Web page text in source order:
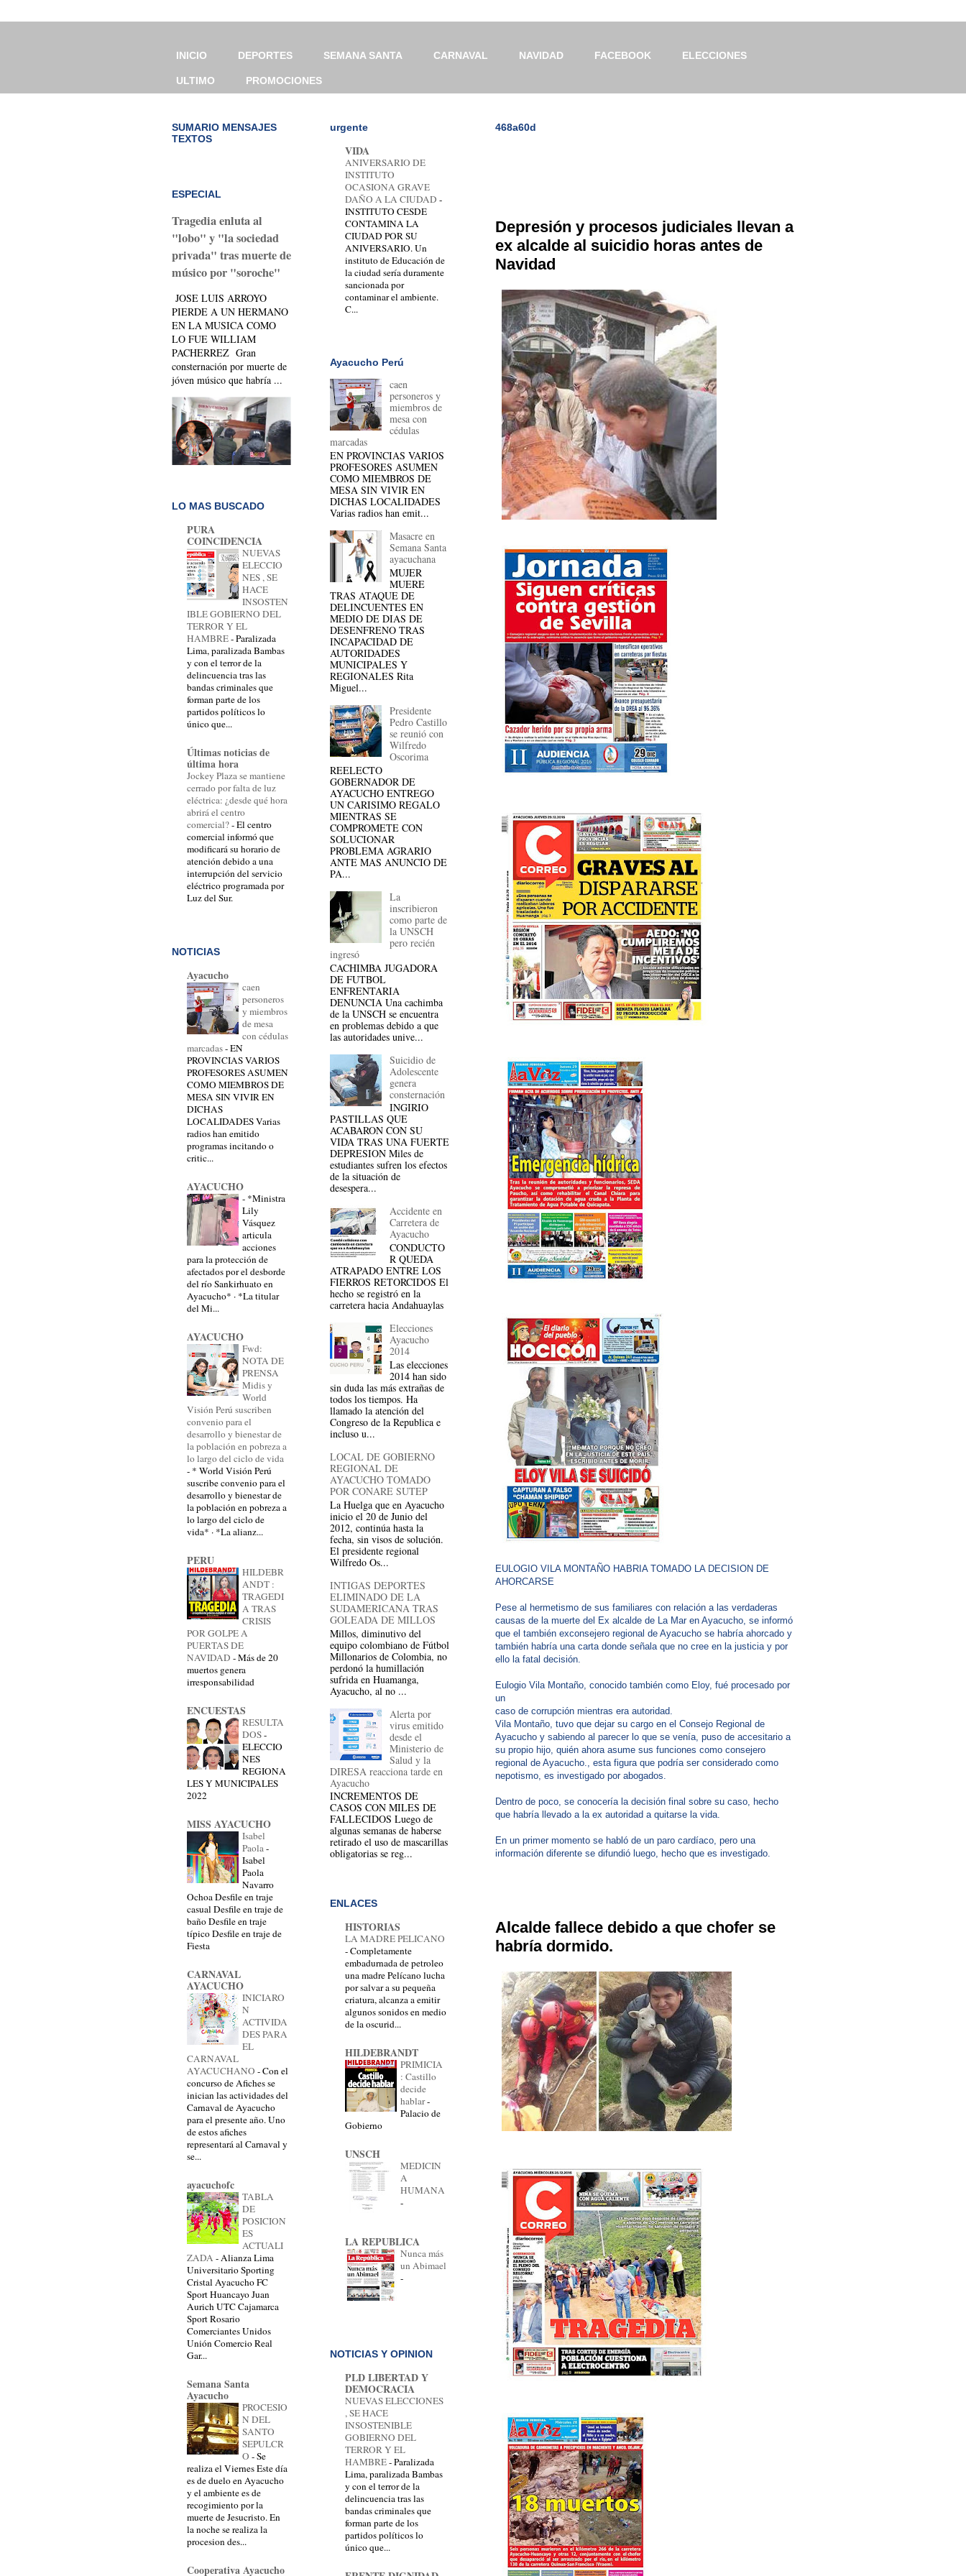
INICIO DEPORTES SEMANA SANTA CARNAVAL NAVIDAD FACEBOOK ELECCIONES
ULTIMO PROMOCIONES
468a60d
Depresión y procesos judiciales llevan a
ex alcalde al suicidio horas antes de
Navidad
EULOGIO VILA MONTAÑO HABRIA TOMADO LA DECISION DE
AHORCARSE
Pese al hermetismo de sus familiares con relación a las verdaderas
causas de la muerte del Ex alcalde de La Mar en Ayacucho, se informó
que el también exconsejero regional de Ayacucho se habría ahorcado y
también habría una carta donde señala que no cree en la justicia y por
ello la fatal decisión.
Eulogio Vila Montaño, conocido también como Eloy, fué procesado por
un
caso de corrupción mientras era autoridad.
Vila Montaño, tuvo que dejar su cargo en el Consejo Regional de
Ayacucho y sabiendo al parecer lo que se venía, puso de accesitario a
su propio hijo, quién ahora asume sus funciones como consejero
regional de Ayacucho., esta figura que podría ser considerado como
nepotismo, es investigado por abogados.
Dentro de poco, se conocería la decisión final sobre su caso, hecho
que habría llevado a la ex autoridad a quitarse la vida.
En un primer momento se habló de un paro cardíaco, pero una
información diferente se difundió luego, hecho que es investigado.
Alcalde fallece debido a que chofer se
habría dormido.
SUMARIO MENSAJES
TEXTOS
ESPECIAL
Tragedia enluta al
"lobo" y "la sociedad
privada" tras muerte de
músico por "soroche"
JOSE LUIS ARROYO
PIERDE A UN HERMANO
EN LA MUSICA COMO
LO FUE WILLIAM
PACHERREZ Gran
consternación por muerte de
jóven músico que habría ...
LO MAS BUSCADO
PURA
COINCIDENCIA
NUEVAS
ELECCIO
NES , SE
HACE
INSOSTEN
IBLE GOBIERNO DEL
TERROR Y EL
HAMBRE-Paralizada
Lima, paralizada Bambas
y con el terror de la
delincuencia tras las
bandas criminales que
forman parte de los
partidos políticos lo
único que...
Últimas noticias de
última hora
Jockey Plaza se mantiene
cerrado por falta de luz
eléctrica: ¿desde qué hora
abrirá el centro
comercial?-El centro
comercial informó que
modificará su horario de
atención debido a una
interrupción del servicio
eléctrico programada por
Luz del Sur.
NOTICIAS
Ayacucho
caen
personeros
y miembros
de mesa
con cédulas
marcadas-EN
PROVINCIAS VARIOS
PROFESORES ASUMEN
COMO MIEMBROS DE
MESA SIN VIVIR EN
DICHAS
LOCALIDADES Varias
radios han emitido
programas incitando o
critic...
AYACUCHO
- *Ministra
Lily
Vásquez
articula
acciones
para la protección de
afectados por el desborde
del río Sankirhuato en
Ayacucho* · *La titular
del Mi...
AYACUCHO
Fwd:
NOTA DE
PRENSA
Midis y
World
Visión Perú suscriben
convenio para el
desarrollo y bienestar de
la población en pobreza a
lo largo del ciclo de vida
- * World Visión Perú
suscribe convenio para el
desarrollo y bienestar de
la población en pobreza a
lo largo del ciclo de
vida* · *La alianz...
PERU
HILDEBR
ANDT :
TRAGEDI
A TRAS
CRISIS
POR GOLPE A
PUERTAS DE
NAVIDAD -Más de 20
muertos genera
irresponsabilidad
ENCUESTAS
RESULTA
DOS-
ELECCIO
NES
REGIONA
LES Y MUNICIPALES
2022
MISS AYACUCHO
Isabel
Paola -
Isabel
Paola
Navarro
Ochoa Desfile en traje
casual Desfile en traje de
baño Desfile en traje
típico Desfile en traje de
Fiesta
CARNAVAL
AYACUCHO
INICIARO
N
ACTIVIDA
DES PARA
EL
CARNAVAL
AYACUCHANO -Con el
concurso de Afiches se
inician las actividades del
Carnaval de Ayacucho
para el presente año. Uno
de estos afiches
representará al Carnaval y
se...
ayacuchofc
TABLA
DE
POSICION
ES
ACTUALI
ZADA - Alianza Lima
Universitario Sporting
Cristal Ayacucho FC
Sport Huancayo Juan
Aurich UTC Cajamarca
Sport Rosario
Comerciantes Unidos
Unión Comercio Real
Gar...
Semana Santa
Ayacucho
PROCESIO
N DEL
SANTO
SEPULCR
O -Se
realiza el Viernes Este día
es de duelo en Ayacucho
y el ambiente es de
recogimiento por la
muerte de Jesucristo. En
la noche se realiza la
procesion des...
Cooperativa Ayacucho
urgente
VIDA
ANIVERSARIO DE
INSTITUTO
OCASIONA GRAVE
DAÑO A LA CIUDAD -
INSTITUTO CESDE
CONTAMINA LA
CIUDAD POR SU
ANIVERSARIO. Un
instituto de Educación de
la ciudad sería duramente
sancionada por
contaminar el ambiente.
C...
Ayacucho Perú
caen
personeros y
miembros de
mesa con
cédulas
marcadas
EN PROVINCIAS VARIOS
PROFESORES ASUMEN
COMO MIEMBROS DE
MESA SIN VIVIR EN
DICHAS LOCALIDADES
Varias radios han emit...
Masacre en
Semana Santa
ayacuchana
MUJER
MUERE
TRAS ATAQUE DE
DELINCUENTES EN
MEDIO DE DIAS DE
DESENFRENO TRAS
INCAPACIDAD DE
AUTORIDADES
MUNICIPALES Y
REGIONALES Rita
Miguel...
Presidente
Pedro Castillo
se reunió con
Wilfredo
Oscorima
REELECTO
GOBERNADOR DE
AYACUCHO ENTREGO
UN CARISIMO REGALO
MIENTRAS SE
COMPROMETE CON
SOLUCIONAR
PROBLEMA AGRARIO
ANTE MAS ANUNCIO DE
PA...
La
inscribieron
como parte de
la UNSCH
pero recién
ingresó
CACHIMBA JUGADORA
DE FUTBOL
ENFRENTARIA
DENUNCIA Una cachimba
de la UNSCH se encuentra
en problemas debido a que
las autoridades unive...
Suicidio de
Adolescente
genera
consternación
INGIRIO
PASTILLAS QUE
ACABARON CON SU
VIDA TRAS UNA FUERTE
DEPRESION Miles de
estudiantes sufren los efectos
de la situación de
desespera...
Accidente en
Carretera de
Ayacucho
CONDUCTO
R QUEDA
ATRAPADO ENTRE LOS
FIERROS RETORCIDOS El
hecho se registró en la
carretera hacia Andahuaylas
Elecciones
Ayacucho
2014
Las elecciones
2014 han sido
sin duda las más extrañas de
todos los tiempos. Ha
llamado la atención del
Congreso de la Republica e
incluso u...
LOCAL DE GOBIERNO
REGIONAL DE
AYACUCHO TOMADO
POR CONARE SUTEP
La Huelga que en Ayacucho
inicio el 20 de Junio del
2012, continúa hasta la
fecha, sin visos de solución.
El presidente regional
Wilfredo Os...
INTIGAS DEPORTES
ELIMINADO DE LA
SUDAMERICANA TRAS
GOLEADA DE MILLOS
Millos, diminutivo del
equipo colombiano de Fútbol
Millonarios de Colombia, no
perdonó la humillación
sufrida en Huamanga,
Ayacucho, al no ...
Alerta por
virus emitido
desde el
Ministerio de
Salud y la
DIRESA reacciona tarde en
Ayacucho
INCREMENTOS DE
CASOS CON MILES DE
FALLECIDOS Luego de
algunas semanas de haberse
retirado el uso de mascarillas
obligatorias se reg...
ENLACES
HISTORIAS
LA MADRE PELICANO
-Completamente
embadurnada de petroleo
una madre Pelícano lucha
por salvar a su pequeña
criatura, alcanza a emitir
algunos sonidos en medio
de la oscurid...
HILDEBRANDT
PRIMICIA
: Castillo
decide
hablar-
Palacio de
Gobierno
UNSCH
MEDICIN
A
HUMANA
-
LA REPUBLICA
Nunca más
un Abimael
-
NOTICIAS Y OPINION
PLD LIBERTAD Y
DEMOCRACIA
NUEVAS ELECCIONES
, SE HACE
INSOSTENIBLE
GOBIERNO DEL
TERROR Y EL
HAMBRE-Paralizada
Lima, paralizada Bambas
y con el terror de la
delincuencia tras las
bandas criminales que
forman parte de los
partidos políticos lo
único que...